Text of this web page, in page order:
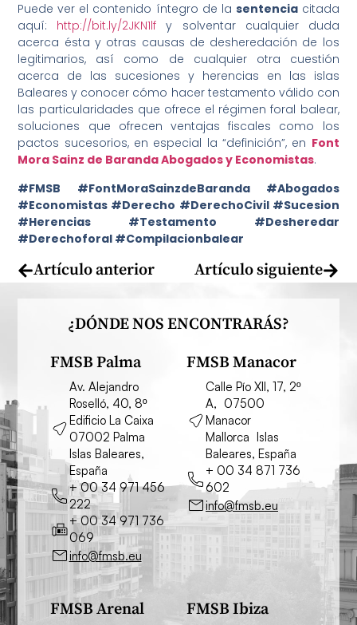
Puede ver el contenido íntegro de la sentenciacitada
aquí: http://bit.ly/2JKN1lf y solventar cualquier duda
acerca ésta y otras causas de desheredación de los
legitimarios, así como de cualquier otra cuestión
acerca de las sucesiones y herencias en las islas
Baleares y conocer cómo hacer testamento válido con
las particularidades que ofrece el régimen foral balear,
soluciones que ofrecen ventajas fiscales como los
pactos sucesorios, en especial la “definición”, en Font
Mora Sainz de Baranda Abogados y Economistas.
#FMSB #FontMoraSainzdeBaranda #Abogados
#Economistas #Derecho #DerechoCivil #Sucesion
#Herencias #Testamento #Desheredar
#Derechoforal #Compilacionbalear
Artículo anterior Artículo siguiente
¿DÓNDE NOS ENCONTRARÁS?
FMSB Palma
Av. Alejandro
Roselló, 40, 8º
Edificio La Caixa
07002 Palma
Islas Baleares,
España
+ 00 34 971 456
222
+ 00 34 971 736
069
info@fmsb.eu
FMSB Manacor
Calle Pío XII, 17, 2º
A, 07500
Manacor
Mallorca Islas
Baleares, España
+ 00 34 871 736
602
info@fmsb.eu
FMSB Arenal FMSB Ibiza